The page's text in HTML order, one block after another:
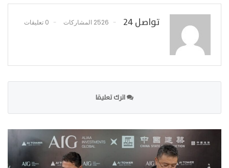
تواصل 24 2526 المشاركات 0 تعليقات
اترك تعليقا